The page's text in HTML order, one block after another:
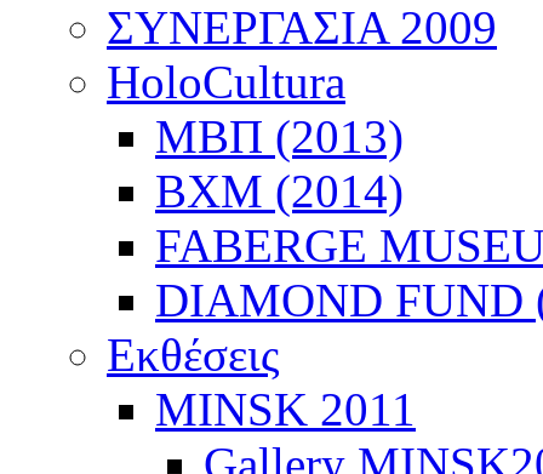
ΣΥΝΕΡΓΑΣΙΑ 2009
HoloCultura
ΜΒΠ (2013)
ΒΧΜ (2014)
FABERGE
DIAMOND FUND
Εκθέσεις
ΜINSK 2011